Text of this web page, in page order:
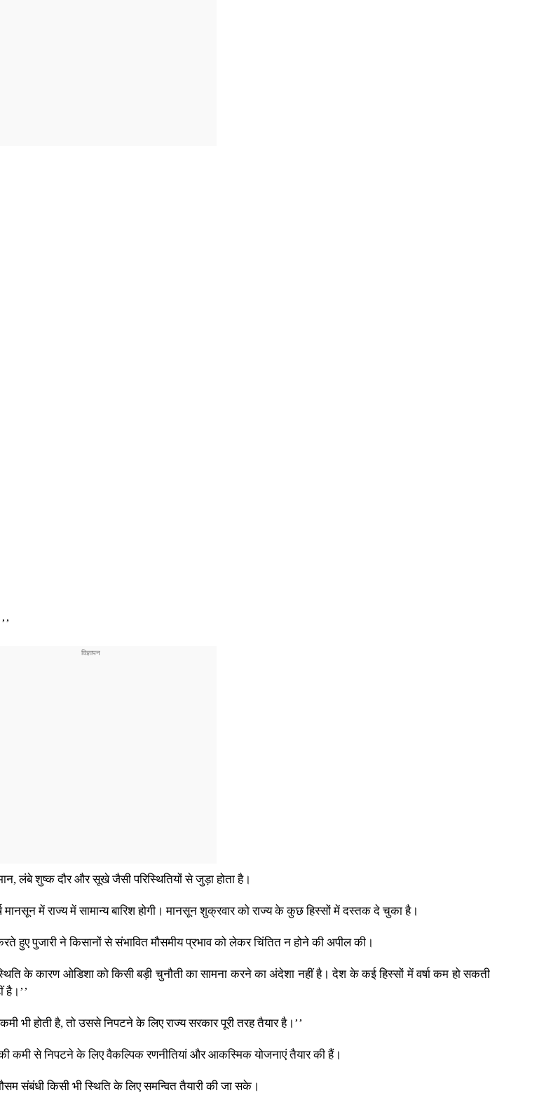
लंबे शुष्क दौर और सूखे जैसी परिस्थितियों से जुड़ा होता है।
मानसून में राज्य में सामान्य बारिश होगी। मानसून शुक्रवार को राज्य के कुछ हिस्सों में दस्तक दे चुका है।
हुए पुजारी ने किसानों से संभावित मौसमीय प्रभाव को लेकर चिंतित न होने की अपील की।
के कारण ओडिशा को किसी बड़ी चुनौती का सामना करने का अंदेशा नहीं है। देश के कई हिस्सों में वर्षा कम हो सकती
है।’’
भी होती है, तो उससे निपटने के लिए राज्य सरकार पूरी तरह तैयार है।’’
की कमी से निपटने के लिए वैकल्पिक रणनीतियां और आकस्मिक योजनाएं तैयार की हैं।
संबंधी किसी भी स्थिति के लिए समन्वित तैयारी की जा सके।